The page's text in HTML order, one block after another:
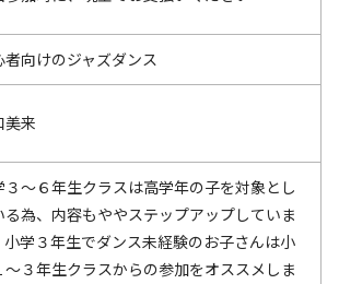
者向けのジャズダンス
美来
３～６年生クラスは高学年の子を対象とし
る為、内容もややステップアップしていま
小学３年生でダンス未経験のお子さんは小
～３年生クラスからの参加をオススメしま